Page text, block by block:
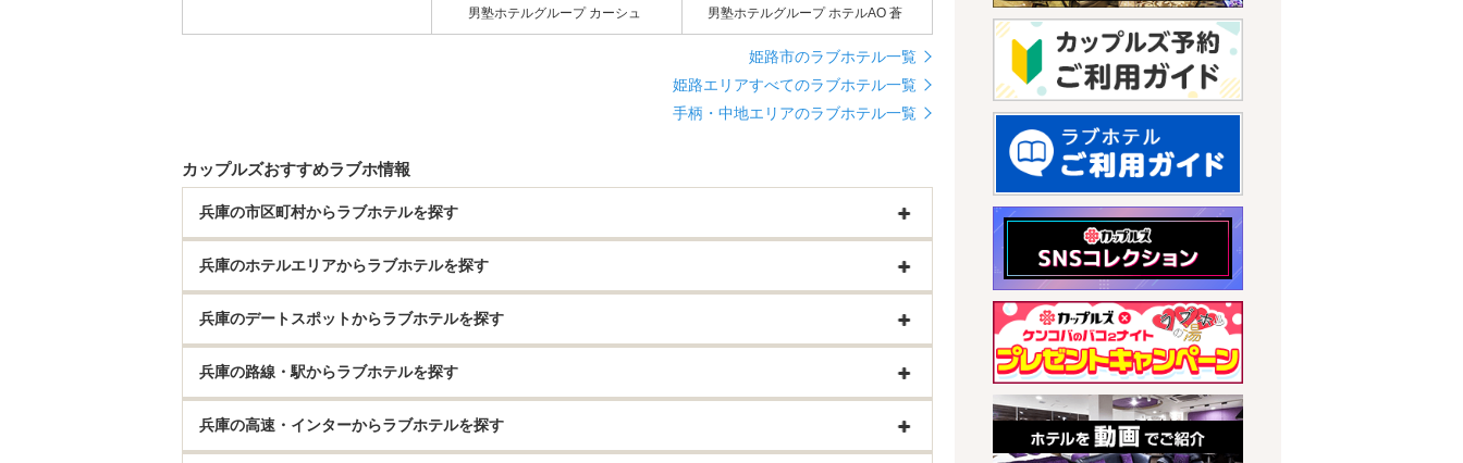
男塾ホテルグループ カーシュ
男塾ホテルグループ ホテルAO 蒼
姫路市のラブホテル一覧
姫路エリアすべてのラブホテル一覧
手柄・中地エリアのラブホテル一覧
カップルズおすすめラブホ情報
兵庫の市区町村からラブホテルを探す
兵庫のホテルエリアからラブホテルを探す
兵庫のデートスポットからラブホテルを探す
兵庫の路線・駅からラブホテルを探す
兵庫の高速・インターからラブホテルを探す